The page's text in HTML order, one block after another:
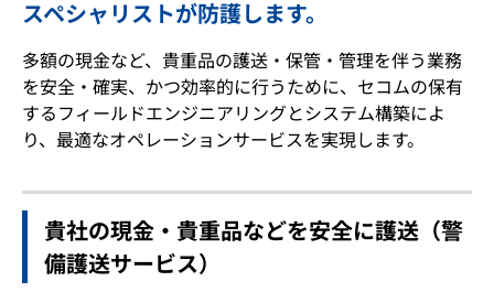
スペシャリストが防護します。
多額の現金など、貴重品の護送・保管・管理を伴う業務
を安全・確実、かつ効率的に行うために、セコムの保有
するフィールドエンジニアリングとシステム構築によ
り、最適なオペレーションサービスを実現します。
貴社の現金・貴重品などを安全に護送（警
備護送サービス）